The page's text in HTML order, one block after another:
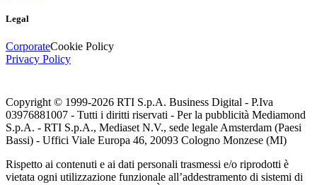
Legal
CorporateCookie Policy
Privacy Policy
Copyright © 1999-2026 RTI S.p.A. Business Digital - P.Iva
03976881007 - Tutti i diritti riservati - Per la pubblicità Mediamond
S.p.A. - RTI S.p.A., Mediaset N.V., sede legale Amsterdam (Paesi
Bassi) - Uffici Viale Europa 46, 20093 Cologno Monzese (MI)
Rispetto ai contenuti e ai dati personali trasmessi e/o riprodotti è
vietata ogni utilizzazione funzionale all’addestramento di sistemi di